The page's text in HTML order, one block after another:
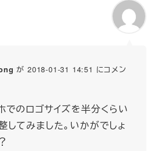
が 2018-01-31 14:51 にコメン
でのロゴサイズを半分くらい
してみました。いかがでしょ